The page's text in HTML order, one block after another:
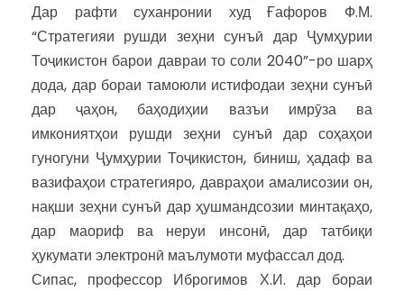
Дар рафти суханронии худ Ғафоров Ф.М.
“Стратегияи рушди зеҳни сунъӣ дар Ҷумҳурии
Тоҷикистон барои давраи то соли 2040”-ро шарҳ
дода, дар бораи тамоюли истифодаи зеҳни сунъӣ
дар ҷаҳон, баҳодиҳии вазъи имрӯза ва
имкониятҳои рушди зеҳни сунъӣ дар соҳаҳои
гуногуни Ҷумҳурии Тоҷикистон, биниш, ҳадаф ва
вазифаҳои стратегияро, давраҳои амалисозии он,
нақши зеҳни сунъӣ дар ҳушмандсозии минтақаҳо,
дар маориф ва неруи инсонӣ, дар татбиқи
ҳукумати электронӣ маълумоти муфассал дод.
Сипас, профессор Иброгимов Х.И. дар бораи